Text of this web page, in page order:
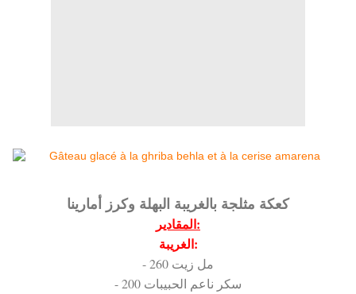
كعكة مثلجة بالغريبة البهلة وكرز أمارينا
المقادير:
الغريبة:
- 260 مل زيت
- 200 سكر ناعم الحبيبات